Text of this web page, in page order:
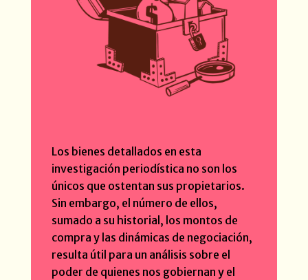
Los bienes detallados en esta
investigación periodística no son los
únicos que ostentan sus propietarios.
Sin embargo, el número de ellos,
sumado a su historial, los montos de
compra y las dinámicas de negociación,
resulta útil para un análisis sobre el
poder de quienes nos gobiernan y el